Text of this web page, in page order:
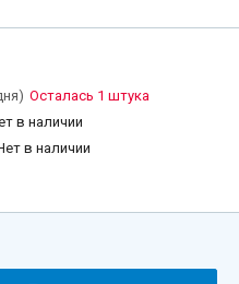
Осталась 1 штука
в наличии
в наличии